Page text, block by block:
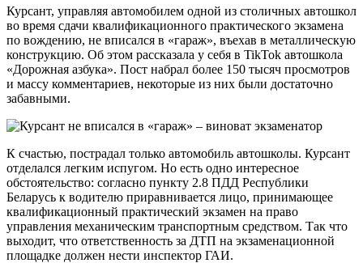
Курсант, управляя автомобилем одной из столичных автошкол
во время сдачи квалификационного практического экзамена
по вождению, не вписался в «гараж», въехав в металлическую
конструкцию. Об этом рассказала у себя в TikTok автошкола
«Дорожная азбука». Пост набрал более 150 тысяч просмотров
и массу комментариев, некоторые из них были достаточно
забавными.
К счастью, пострадал только автомобиль автошколы. Курсант
отделался легким испугом. Но есть одно интересное
обстоятельство: согласно пункту 2.8 ПДД Республики
Беларусь к водителю приравнивается лицо, принимающее
квалификационный практический экзамен на право
управления механическим транспортным средством. Так что
выходит, что ответственность за ДТП на экзаменационной
площадке должен нести инспектор ГАИ.